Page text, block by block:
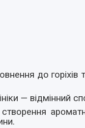
до
— відмінний